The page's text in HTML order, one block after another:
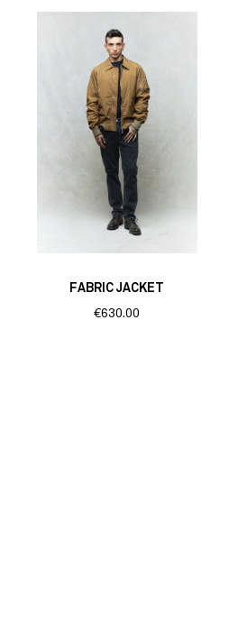
FABRIC JACKET
€630.00